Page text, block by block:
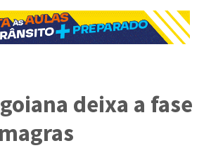
deixa a fase